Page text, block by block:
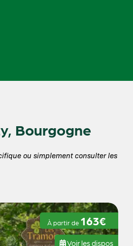
Bourgogne
ou simplement consulter les
À partir de 163€
Voir les dispos